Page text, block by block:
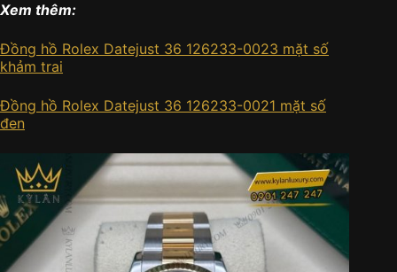
Xem thêm:
Đồng hồ Rolex Datejust 36 126233-0023 mặt số
khảm trai
Đồng hồ Rolex Datejust 36 126233-0021 mặt số
đen